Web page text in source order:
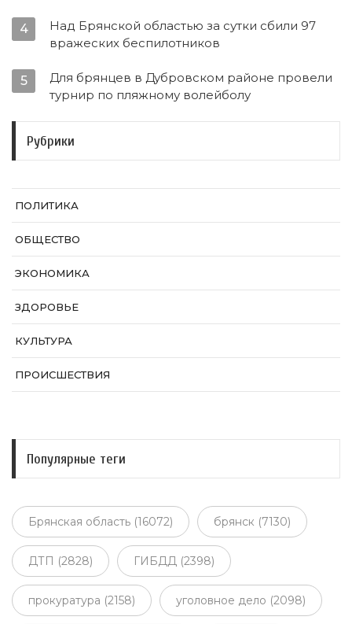
4
Над Брянской областью за сутки сбили 97
вражеских беспилотников
5
Для брянцев в Дубровском районе провели
турнир по пляжному волейболу
Рубрики
ПОЛИТИКА
ОБЩЕСТВО
ЭКОНОМИКА
ЗДОРОВЬЕ
КУЛЬТУРА
ПРОИСШЕСТВИЯ
Популярные теги
Брянская область (16072) брянск (7130)
ДТП (2828) ГИБДД (2398)
прокуратура (2158) уголовное дело (2098)